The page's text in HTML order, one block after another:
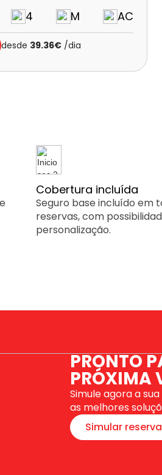
4 M AC
desde 39.36€ /dia
Cobertura incluída
Seguro base incluído em
reservas, com
personalização.
PRONTO
PRÓXIMA
Simule agora a
as melhores
Simular reserva